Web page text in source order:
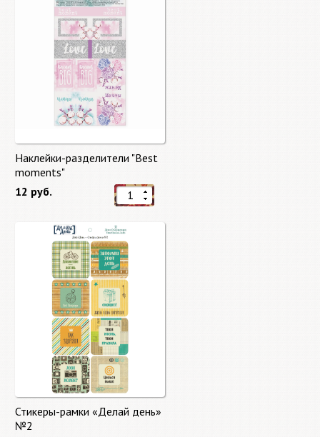
Наклейки-разделители "Best
moments"
12 руб.
Стикеры-рамки «Делай день»
№2